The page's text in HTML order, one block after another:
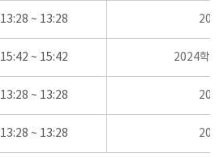
13:28 ~ 13:28
15:42 ~ 15:42 2024학
13:28 ~ 13:28
13:28 ~ 13:28